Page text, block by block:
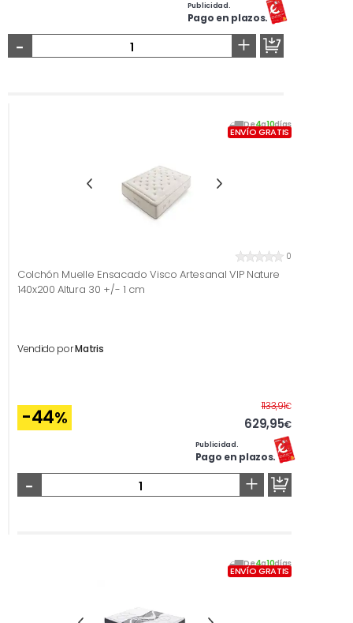
Publicidad.
Pago en plazos.
- +
De4a10días
ENVÍO GRATIS
0
Colchón Muelle Ensacado Visco Artesanal VIP Nature
140x200 Altura 30 +/- 1 cm
Vendido porMatris
-44%
1133,91€Antes
629,95€
Publicidad.
Pago en plazos.
- +
De4a10días
ENVÍO GRATIS